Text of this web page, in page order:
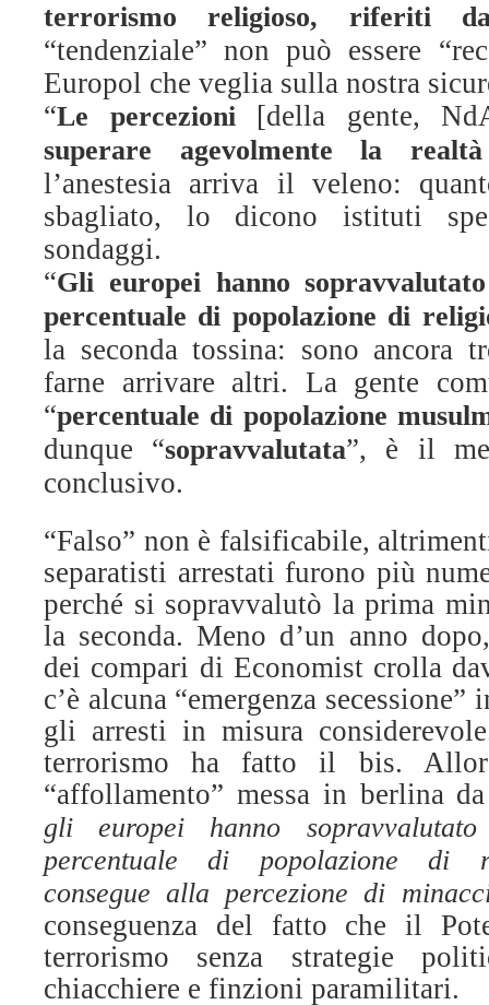
terrorismo religioso, riferiti
“tendenziale” non può essere
Europol che veglia sulla nostra
“Le percezioni [della gente,
superare agevolmente la
l’anestesia arriva il veleno:
sbagliato, lo dicono istituti
sondaggi.
“Gli europei hanno
percentuale di popolazione di
la seconda tossina: sono ancora
farne arrivare altri. La gente
“percentuale di popolazione
dunque “sopravvalutata”, è il
conclusivo.
“Falso” non è falsificabile,
separatisti arrestati furono più
perché si sopravvalutò la prima
la seconda. Meno d’un anno
dei compari di Economist crolla
c’è alcuna “emergenza
gli arresti in misura
terrorismo ha fatto il bis.
“affollamento” messa in berlina
gli europei hanno sopravvalutato
percentuale di popolazione di
consegue alla percezione di
conseguenza del fatto che il
terrorismo senza strategie
chiacchiere e finzioni paramilitari.